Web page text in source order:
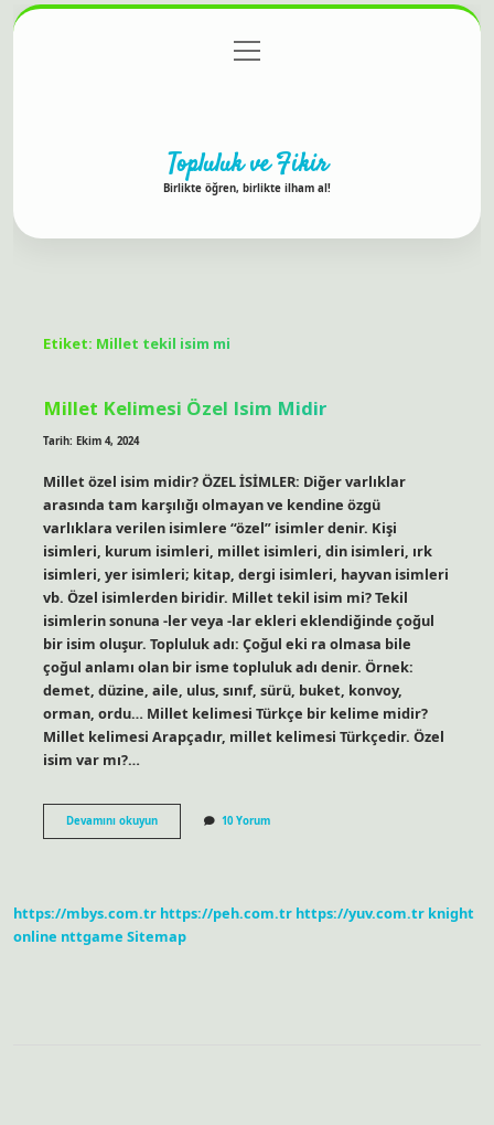
Gizlilik Politikası
menüyü
aç
Topluluk ve Fikir
Birlikte öğren, birlikte ilham al!
Etiket: Millet tekil isim mi
Millet Kelimesi Özel Isim Midir
Tarih: Ekim 4, 2024
Millet özel isim midir? ÖZEL İSİMLER: Diğer varlıklar
arasında tam karşılığı olmayan ve kendine özgü
varlıklara verilen isimlere “özel” isimler denir. Kişi
isimleri, kurum isimleri, millet isimleri, din isimleri, ırk
isimleri, yer isimleri; kitap, dergi isimleri, hayvan isimleri
vb. Özel isimlerden biridir. Millet tekil isim mi? Tekil
isimlerin sonuna -ler veya -lar ekleri eklendiğinde çoğul
bir isim oluşur. Topluluk adı: Çoğul eki ra olmasa bile
çoğul anlamı olan bir isme topluluk adı denir. Örnek:
demet, düzine, aile, ulus, sınıf, sürü, buket, konvoy,
orman, ordu… Millet kelimesi Türkçe bir kelime midir?
Millet kelimesi Arapçadır, millet kelimesi Türkçedir. Özel
isim var mı?…
Devamını okuyunMillet
Kelimesi
10 Yorum
https://mbys.com.tr https://peh.com.tr https://yuv.com.tr knight
online nttgame Sitemap